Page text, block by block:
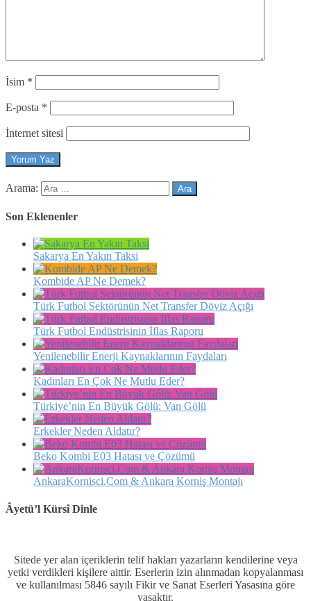
İsim *
E-posta *
İnternet sitesi
Arama:
Son Eklenenler
Sakarya En Yakın Taksi
Kombide AP Ne Demek?
Türk Futbol Sektörünün Net Transfer Döviz Açığı
Türk Futbol Endüstrisinin İflas Raporu
Yenilenebilir Enerji Kaynaklarının Faydaları
Kadınları En Çok Ne Mutlu Eder?
Türkiye’nin En Büyük Gölü: Van Gölü
Erkekler Neden Aldatır?
Beko Kombi E03 Hatası ve Çözümü
AnkaraKornisci.Com & Ankara Korniş Montajı
Âyetü’l Kürsî Dinle
Sitede yer alan içeriklerin telif hakları yazarların kendilerine veya
yetki verdikleri kişilere aittir. Eserlerin izin alınmadan kopyalanması
ve kullanılması 5846 sayılı Fikir ve Sanat Eserleri Yasasına göre
yasaktır.